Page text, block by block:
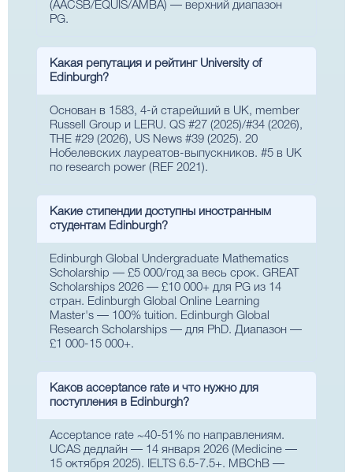
(AACSB/EQUIS/AMBA) — верхний диапазон
PG.
Какая репутация и рейтинг University of
Edinburgh?
Основан в 1583, 4-й старейший в UK, member
Russell Group и LERU. QS #27 (2025)/#34 (2026),
THE #29 (2026), US News #39 (2025). 20
Нобелевских лауреатов-выпускников. #5 в UK
по research power (REF 2021).
Какие стипендии доступны иностранным
студентам Edinburgh?
Edinburgh Global Undergraduate Mathematics
Scholarship — £5 000/год за весь срок. GREAT
Scholarships 2026 — £10 000+ для PG из 14
стран. Edinburgh Global Online Learning
Master's — 100% tuition. Edinburgh Global
Research Scholarships — для PhD. Диапазон —
£1 000-15 000+.
Каков acceptance rate и что нужно для
поступления в Edinburgh?
Acceptance rate ~40-51% по направлениям.
UCAS дедлайн — 14 января 2026 (Medicine —
15 октября 2025). IELTS 6.5-7.5+. MBChB —